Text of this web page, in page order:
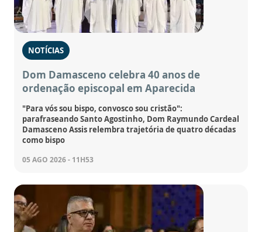
NOTÍCIAS
Dom Damasceno celebra 40 anos de
ordenação episcopal em Aparecida
"Para vós sou bispo, convosco sou cristão":
parafraseando Santo Agostinho, Dom Raymundo Cardeal
Damasceno Assis relembra trajetória de quatro décadas
como bispo
05 AGO 2026 - 11H53